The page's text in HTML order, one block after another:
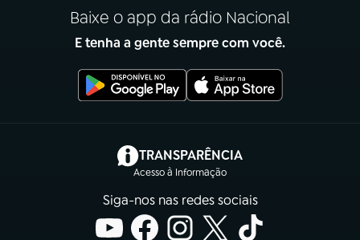
Baixe o app da rádio Nacional
E tenha a gente sempre com você.
TRANSPARÊNCIA
Acesso à Informação
(abre em nova aba)
Siga-nos nas redes sociais